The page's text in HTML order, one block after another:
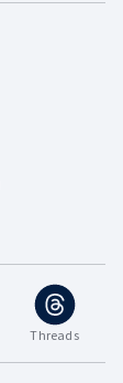
Threads